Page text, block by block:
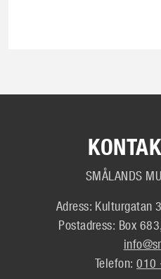
SMÅLANDS
Adress: Kulturgatan
Postadress: Box
Telefon:010